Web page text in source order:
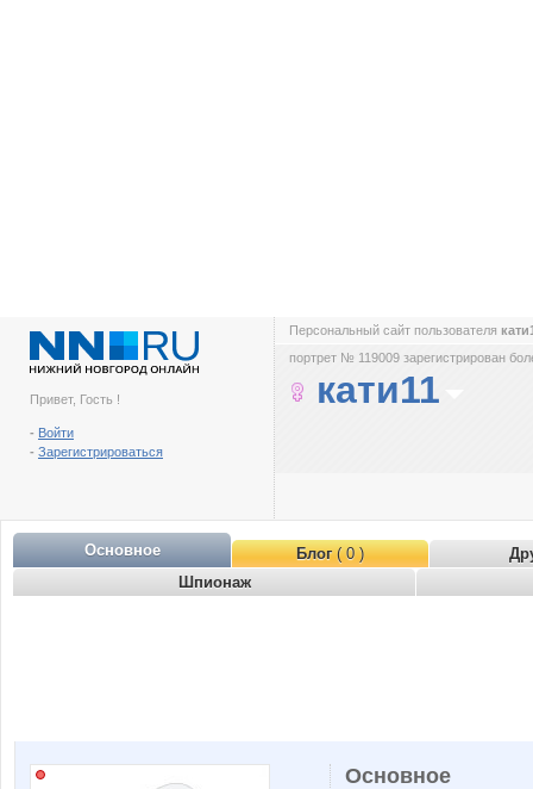
Привет, Гость !
- Войти
- Зарегистрироваться
Персональный сайт пользователя
портрет № 119009 зарегистрирован
кати11
Основное Блог( 0 )
Шпионаж
Основное